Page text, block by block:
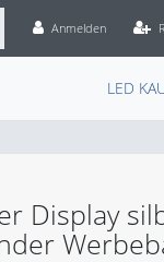
Anmelden
LED
Display